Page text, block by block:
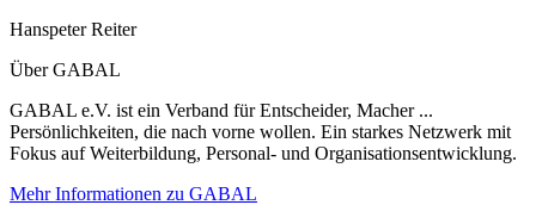
Hanspeter Reiter
Über GABAL
GABAL e.V. ist ein Verband für Entscheider, Macher ...
Persönlichkeiten, die nach vorne wollen. Ein starkes Netzwerk mit
Fokus auf Weiterbildung, Personal- und Organisationsentwicklung.
Mehr Informationen zu GABAL